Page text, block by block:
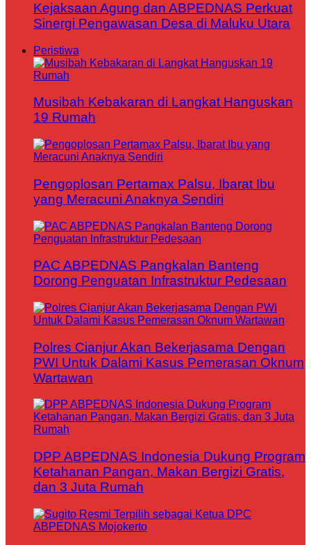
Kejaksaan Agung dan ABPEDNAS Perkuat
Sinergi Pengawasan Desa di Maluku Utara
Peristiwa
Musibah Kebakaran di Langkat Hanguskan
19 Rumah
Pengoplosan Pertamax Palsu, Ibarat Ibu
yang Meracuni Anaknya Sendiri
PAC ABPEDNAS Pangkalan Banteng
Dorong Penguatan Infrastruktur Pedesaan
Polres Cianjur Akan Bekerjasama Dengan
PWI Untuk Dalami Kasus Pemerasan Oknum
Wartawan
DPP ABPEDNAS Indonesia Dukung Program
Ketahanan Pangan, Makan Bergizi Gratis,
dan 3 Juta Rumah